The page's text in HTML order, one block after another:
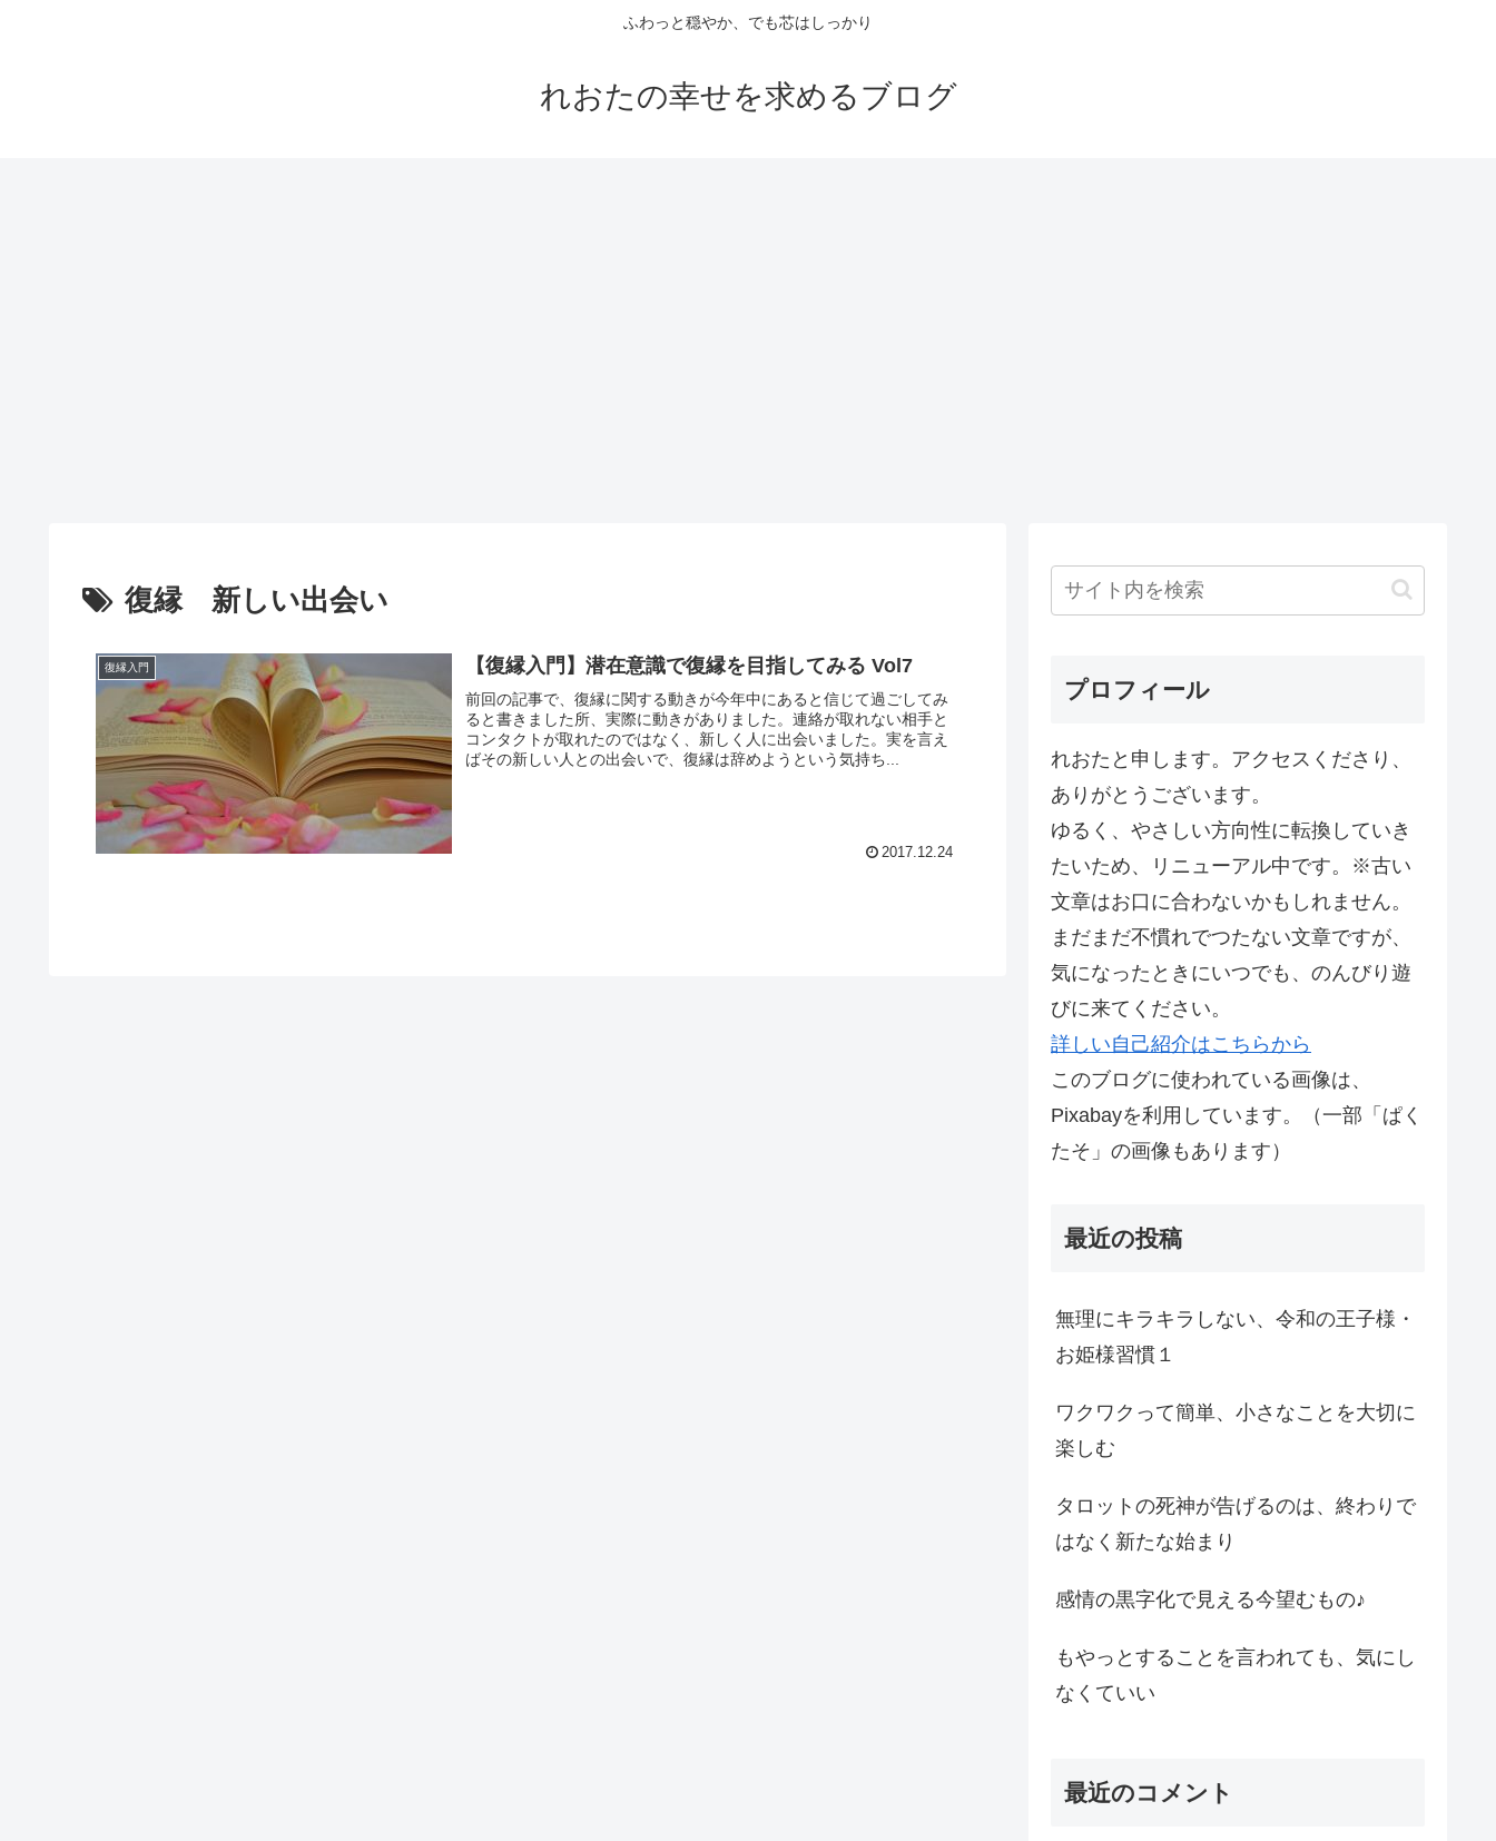
ふわっと穏やか、でも芯はしっかり
れおたの幸せを求めるブログ
復縁 新しい出会い
復縁入門 【復縁入門】潜在意識で復縁を目指してみる Vol7
前回の記事で、復縁に関する動きが今年中にあると信じて過ごしてみ
ると書きました所、実際に動きがありました。連絡が取れない相手と
コンタクトが取れたのではなく、新しく人に出会いました。実を言え
ばその新しい人との出会いで、復縁は辞めようという気持ち...
2017.12.24
プロフィール
れおたと申します。アクセスくださり、
ありがとうございます。
ゆるく、やさしい方向性に転換していき
たいため、リニューアル中です。※古い
文章はお口に合わないかもしれません。
まだまだ不慣れでつたない文章ですが、
気になったときにいつでも、のんびり遊
びに来てください。
詳しい自己紹介はこちらから
このブログに使われている画像は、
Pixabayを利用しています。（一部「ぱく
たそ」の画像もあります）
最近の投稿
無理にキラキラしない、令和の王子様・
お姫様習慣１
ワクワクって簡単、小さなことを大切に
楽しむ
タロットの死神が告げるのは、終わりで
はなく新たな始まり
感情の黒字化で見える今望むもの♪
もやっとすることを言われても、気にし
なくていい
最近のコメント